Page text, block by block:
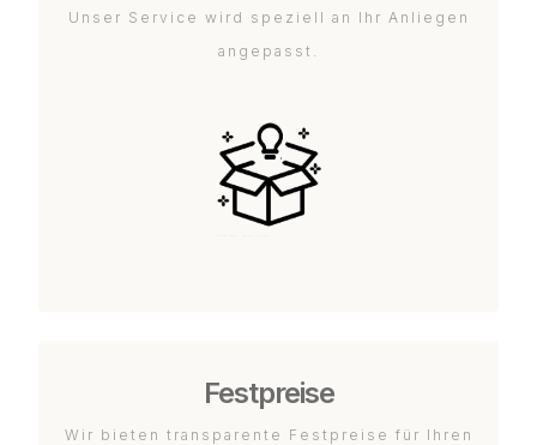
Unser Service wird speziell an Ihr Anliegen
angepasst.
Festpreise
Wir bieten transparente Festpreise für Ihren